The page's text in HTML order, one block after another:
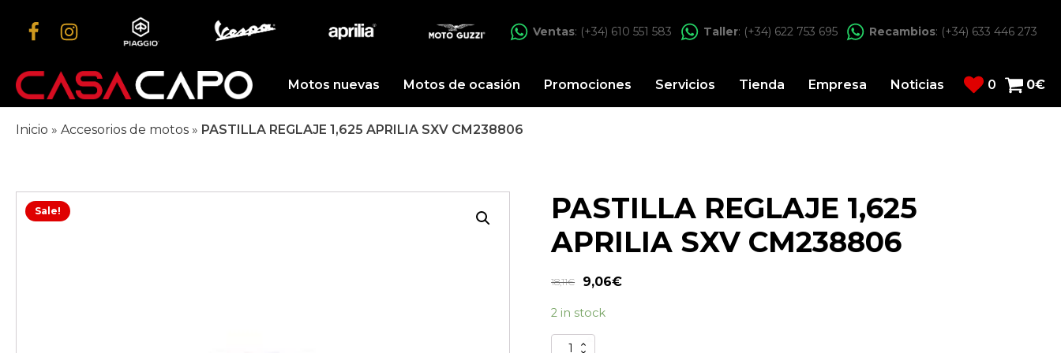
Ventas: (+34) 610 551 583 Taller: (+34) 622 753 695 Recambios: (+34) 633 446 273
Motos nuevas Motos de ocasión Promociones Servicios Tienda Empresa Noticias 0 0€
Inicio » Accesorios de motos » PASTILLA REGLAJE 1,625 APRILIA SXV CM238806
Sale!
PASTILLA REGLAJE 1,625
APRILIA SXV CM238806
18,11€ 9,06€
2 in stock
PASTILLA